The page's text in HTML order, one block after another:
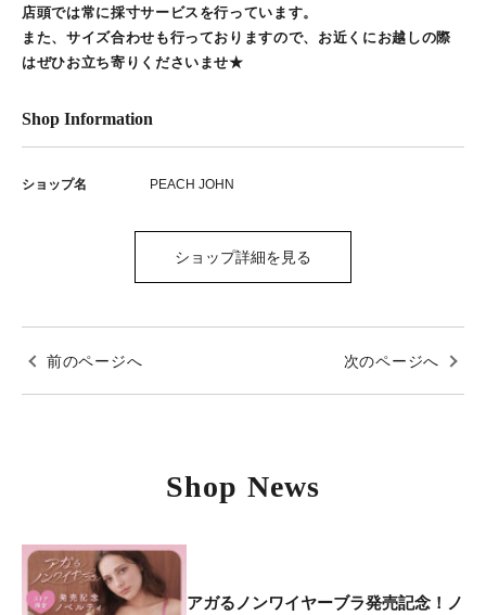
店頭では常に採寸サービスを行っています。
また、サイズ合わせも行っておりますので、お近くにお越しの際
はぜひお立ち寄りくださいませ★
Shop Information
ショップ名 PEACH JOHN
ショップ詳細を見る
前のページへ 次のページへ
Shop News
アガるノンワイヤーブラ発売記念！ノ